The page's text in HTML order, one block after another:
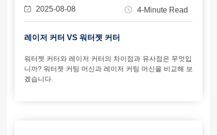
2025-08-08 4-Minute Read
레이저 커터 VS 워터젯 커터
워터젯 커터와 레이저 커터의 차이점과 유사점은 무엇입
니까? 워터젯 커팅 머신과 레이저 커팅 머신을 비교해 보
겠습니다.